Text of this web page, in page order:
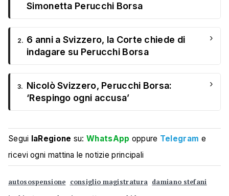
Simonetta Perucchi Borsa
2. 6 anni a Svizzero, la Corte chiede di
indagare su Perucchi Borsa
›
3. Nicolò Svizzero, Perucchi Borsa:
‘Respingo ogni accusa’
›
Segui laRegione su:WhatsApp oppure Telegram e
ricevi ogni mattina le notizie principali
autosospensione consiglio magistratura damiano stefani